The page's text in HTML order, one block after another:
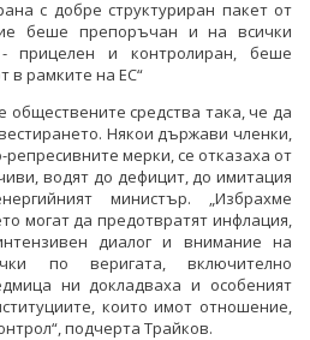
с добре структуриран пакет от
беше препоръчан и на всички
прицелен и контролиран, беше
в рамките на ЕС“
средства така, че да
Някои държави членки,
мерки, се отказаха от
водят до дефицит, до имитация
министър. „Избрахме
могат да предотвратят инфлация,
диалог и внимание на
по веригата, включително
ни докладваха и особеният
които имот отношение,
подчерта Трайков.